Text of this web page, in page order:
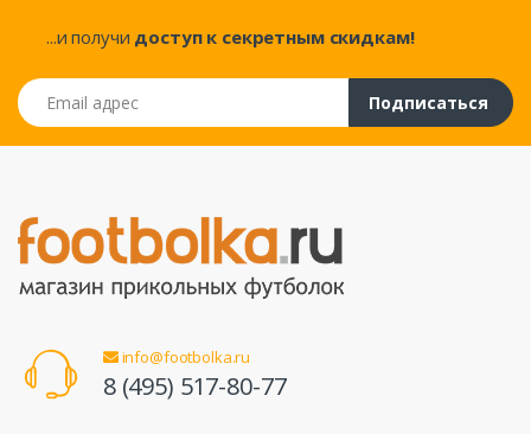
...и получи доступ к секретным скидкам!
Email адрес
Подписаться
info@footbolka.ru
8 (495) 517-80-77